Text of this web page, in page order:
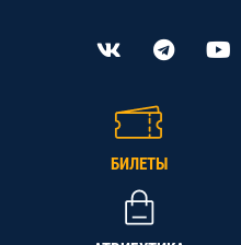
БИЛЕТЫ